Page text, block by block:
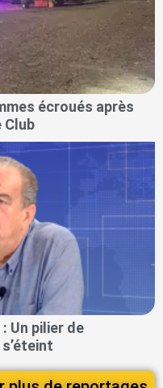
écroués après
Club
Un pilier de